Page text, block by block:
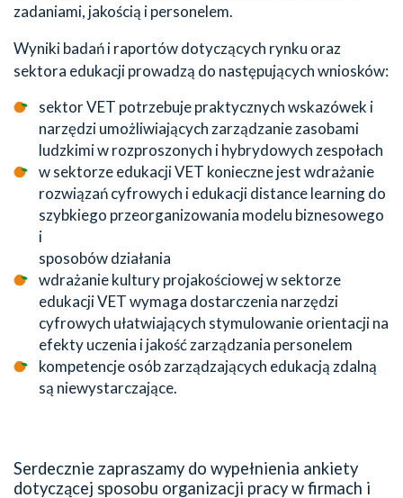
zadaniami, jakością i personelem.
Wyniki badań i raportów dotyczących rynku oraz
sektora edukacji prowadzą do następujących wniosków:
sektor VET potrzebuje praktycznych wskazówek i
narzędzi umożliwiających zarządzanie zasobami
ludzkimi w rozproszonych i hybrydowych zespołach
w sektorze edukacji VET konieczne jest wdrażanie
rozwiązań cyfrowych i edukacji distance learning do
szybkiego przeorganizowania modelu biznesowego
i
sposobów działania
wdrażanie kultury projakościowej w sektorze
edukacji VET wymaga dostarczenia narzędzi
cyfrowych ułatwiających stymulowanie orientacji na
efekty uczenia i jakość zarządzania personelem
kompetencje osób zarządzających edukacją zdalną
są niewystarczające.
Serdecznie zapraszamy do wypełnienia ankiety
dotyczącej sposobu organizacji pracy w firmach i